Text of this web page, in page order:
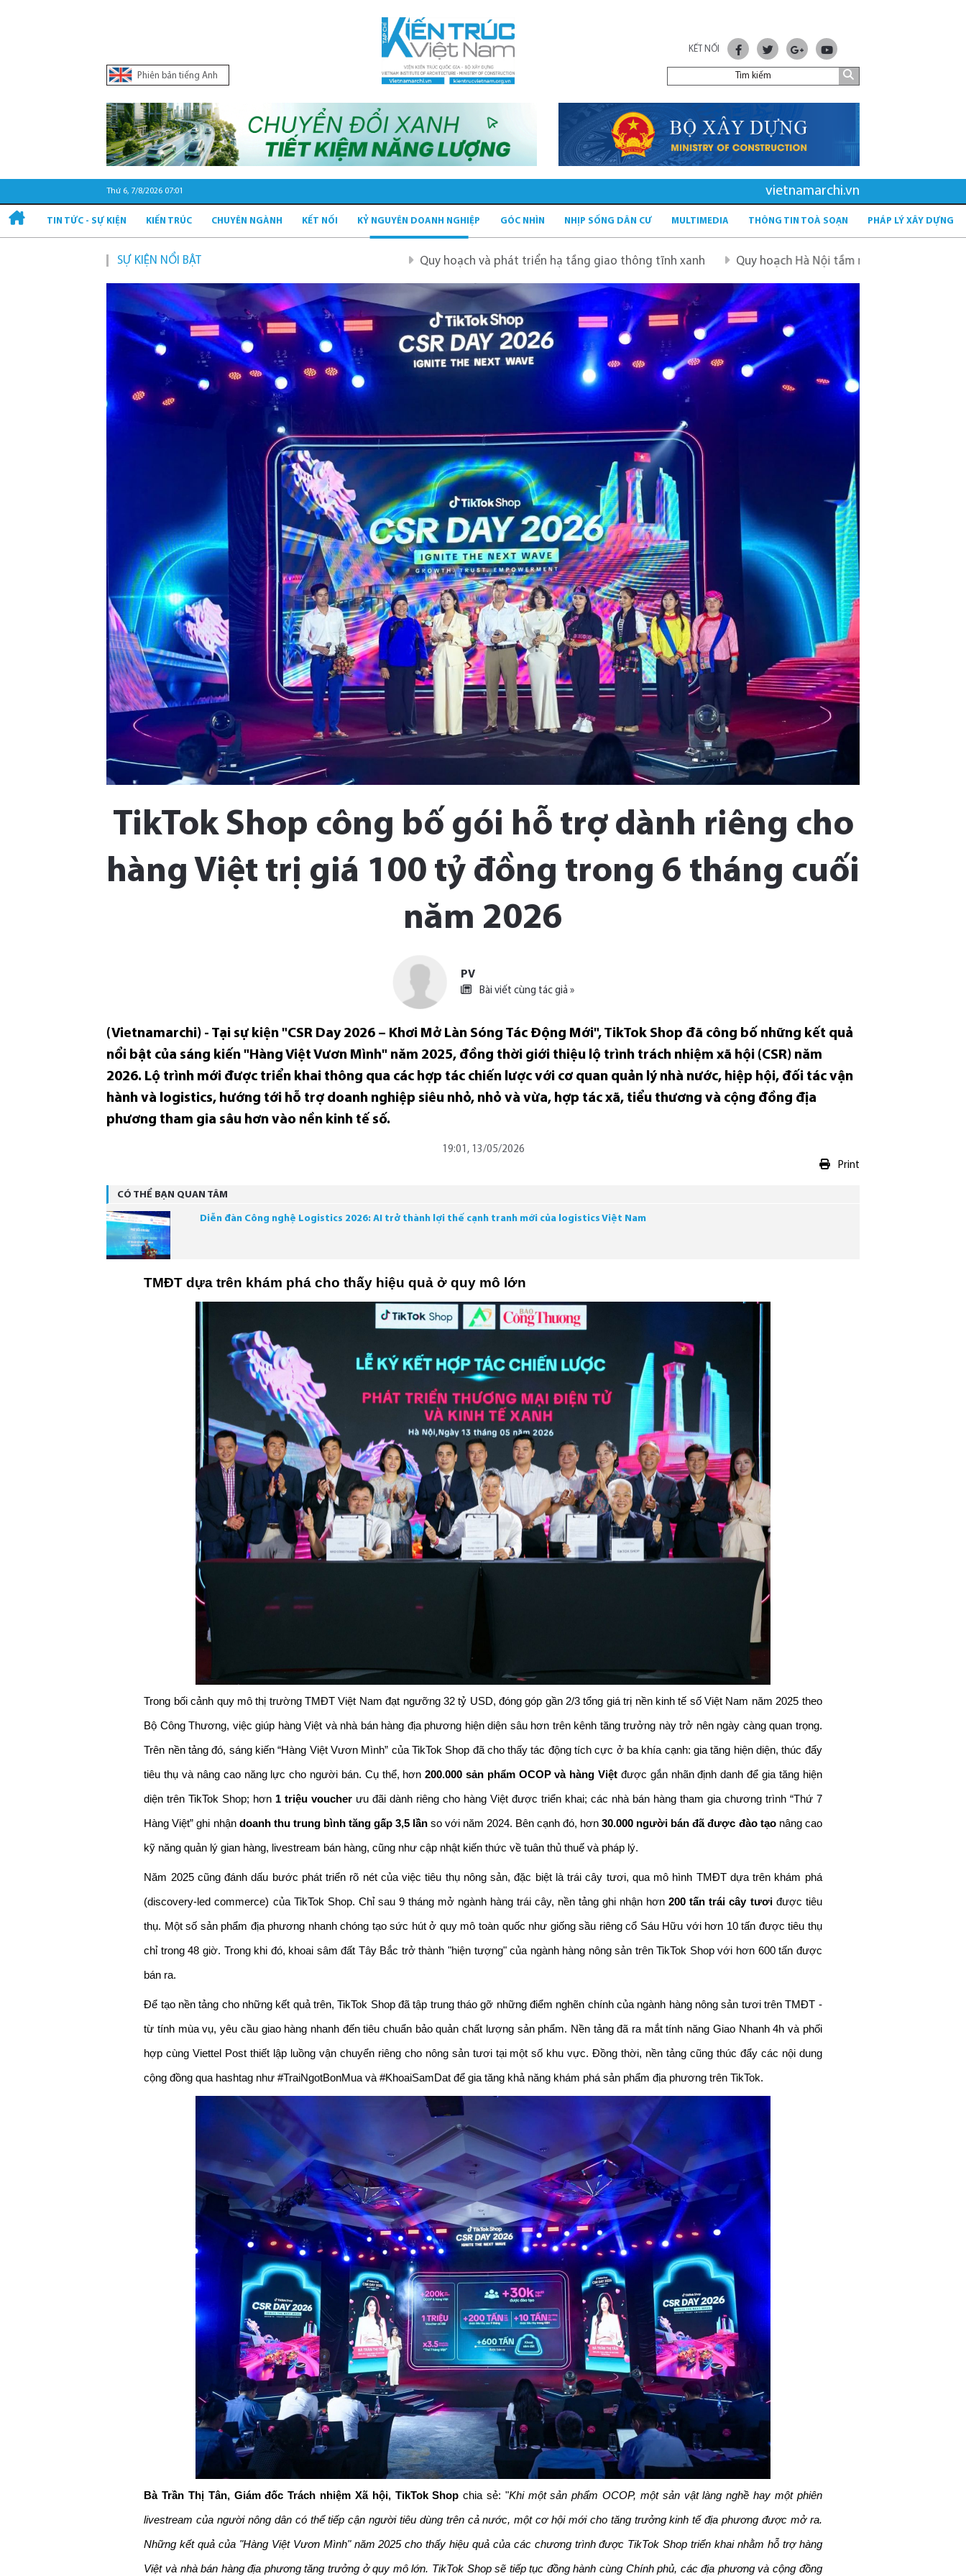
Phiên bản tiếng Anh
KẾT NỐI
Thứ 6, 7/8/2026 07:01 vietnamarchi.vn
TIN TỨC - SỰ KIỆN KIẾN TRÚC CHUYÊN NGÀNH KẾT NỐI KỶ NGUYÊN DOANH NGHIỆP GÓC NHÌN NHỊP SỐNG DÂN CƯ MULTIMEDIA THÔNG TIN TOÀ SOẠN PHÁP LÝ XÂY DỰNG
SỰ KIỆN NỔI BẬT Quy hoạch và phát triển hạ tầng giao thông tĩnh xanh Quy hoạch Hà Nội tầm nhìn 100 năm
TikTok Shop công bố gói hỗ trợ dành riêng cho
hàng Việt trị giá 100 tỷ đồng trong 6 tháng cuối
năm 2026
PV
Bài viết cùng tác giả »
(Vietnamarchi) - Tại sự kiện "CSR Day 2026 – Khơi Mở Làn Sóng Tác Động Mới", TikTok Shop đã công bố những kết quả
nổi bật của sáng kiến "Hàng Việt Vươn Mình" năm 2025, đồng thời giới thiệu lộ trình trách nhiệm xã hội (CSR) năm
2026. Lộ trình mới được triển khai thông qua các hợp tác chiến lược với cơ quan quản lý nhà nước, hiệp hội, đối tác vận
hành và logistics, hướng tới hỗ trợ doanh nghiệp siêu nhỏ, nhỏ và vừa, hợp tác xã, tiểu thương và cộng đồng địa
phương tham gia sâu hơn vào nền kinh tế số.
19:01, 13/05/2026
Print
CÓ THỂ BẠN QUAN TÂM
Diễn đàn Công nghệ Logistics 2026: AI trở thành lợi thế cạnh tranh mới của logistics Việt Nam
TMĐT dựa trên khám phá cho thấy hiệu quả ở quy mô lớn
Trong bối cảnh quy mô thị trường TMĐT Việt Nam đạt ngưỡng 32 tỷ USD, đóng góp gần 2/3 tổng giá trị nền kinh tế số Việt Nam năm 2025 theo
Bộ Công Thương, việc giúp hàng Việt và nhà bán hàng địa phương hiện diện sâu hơn trên kênh tăng trưởng này trở nên ngày càng quan trọng.
Trên nền tảng đó, sáng kiến “Hàng Việt Vươn Mình” của TikTok Shop đã cho thấy tác động tích cực ở ba khía cạnh: gia tăng hiện diện, thúc đẩy
tiêu thụ và nâng cao năng lực cho người bán. Cụ thể, hơn 200.000 sản phẩm OCOP và hàng Việt được gắn nhãn định danh để gia tăng hiện
diện trên TikTok Shop; hơn 1 triệu voucher ưu đãi dành riêng cho hàng Việt được triển khai; các nhà bán hàng tham gia chương trình “Thứ 7
Hàng Việt” ghi nhận doanh thu trung bình tăng gấp 3,5 lần so với năm 2024. Bên cạnh đó, hơn 30.000 người bán đã được đào tạo nâng cao
kỹ năng quản lý gian hàng, livestream bán hàng, cũng như cập nhật kiến thức về tuân thủ thuế và pháp lý.
Năm 2025 cũng đánh dấu bước phát triển rõ nét của việc tiêu thụ nông sản, đặc biệt là trái cây tươi, qua mô hình TMĐT dựa trên khám phá
(discovery-led commerce) của TikTok Shop. Chỉ sau 9 tháng mở ngành hàng trái cây, nền tảng ghi nhận hơn 200 tấn trái cây tươi được tiêu
thụ. Một số sản phẩm địa phương nhanh chóng tạo sức hút ở quy mô toàn quốc như giống sầu riêng cổ Sáu Hữu với hơn 10 tấn được tiêu thụ
chỉ trong 48 giờ. Trong khi đó, khoai sâm đất Tây Bắc trở thành "hiện tượng" của ngành hàng nông sản trên TikTok Shop với hơn 600 tấn được
bán ra.
Để tạo nền tảng cho những kết quả trên, TikTok Shop đã tập trung tháo gỡ những điểm nghẽn chính của ngành hàng nông sản tươi trên TMĐT -
từ tính mùa vụ, yêu cầu giao hàng nhanh đến tiêu chuẩn bảo quản chất lượng sản phẩm. Nền tảng đã ra mắt tính năng Giao Nhanh 4h và phối
hợp cùng Viettel Post thiết lập luồng vận chuyển riêng cho nông sản tươi tại một số khu vực. Đồng thời, nền tảng cũng thúc đẩy các nội dung
cộng đồng qua hashtag như #TraiNgotBonMua và #KhoaiSamDat để gia tăng khả năng khám phá sản phẩm địa phương trên TikTok.
Bà Trần Thị Tân, Giám đốc Trách nhiệm Xã hội, TikTok Shop chia sẻ: "Khi một sản phẩm OCOP, một sản vật làng nghề hay một phiên
livestream của người nông dân có thể tiếp cận người tiêu dùng trên cả nước, một cơ hội mới cho tăng trưởng kinh tế địa phương được mở ra.
Những kết quả của "Hàng Việt Vươn Mình" năm 2025 cho thấy hiệu quả của các chương trình được TikTok Shop triển khai nhằm hỗ trợ hàng
Việt và nhà bán hàng địa phương tăng trưởng ở quy mô lớn. TikTok Shop sẽ tiếp tục đồng hành cùng Chính phủ, các địa phương và cộng đồng